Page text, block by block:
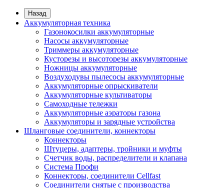
Назад
Аккумуляторная техника
Газонокосилки аккумуляторные
Насосы аккумуляторные
Триммеры аккумуляторные
Кусторезы и высоторезы аккумуляторные
Ножницы аккумуляторные
Воздуходувы пылесосы аккумуляторные
Аккумуляторные опрыскиватели
Аккумуляторные культиваторы
Самоходные тележки
Аккумуляторные аэраторы газона
Аккумуляторы и зарядные устройства
Шланговые соединители, коннекторы
Коннекторы
Штуцеры, адаптеры, тройники и муфты
Счетчик воды, распределители и клапана
Система Профи
Коннекторы, соединители Cellfast
Соединители снятые с производства